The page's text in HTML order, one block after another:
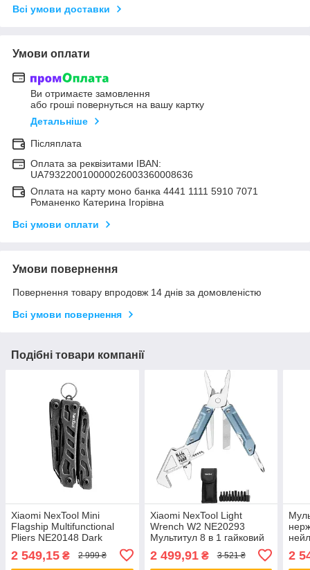
Всі умови доставки
Умови оплати
Ви отримаєте замовлення
або гроші повернуться на вашу картку
Детальніше
Післяплата
Оплата за реквізитами IBAN:
UA793220010000026003360008636
Оплата на карту моно банка 4441 1111 5910 7071
Романенко Катерина Ігорівна
Всі умови оплати
Умови повернення
Повернення товару впродовж 14 днів за домовленістю
Всі умови повернення
Подібні товари компанії
Xiaomi NexTool Mini
Flagship Multifunctional
Pliers NE20148 Dark
2 549,15 ₴ 2 999 ₴
Xiaomi NexTool Light
Wrench W2 NE20293
Мультитул 8 в 1 гайковий
2 499,91₴ 3 521 ₴ 2